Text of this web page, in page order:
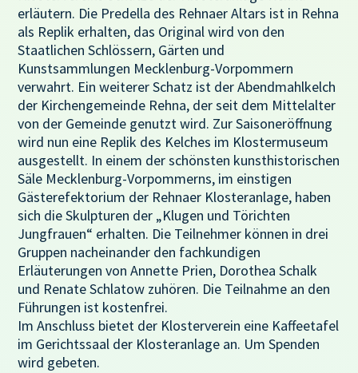
erläutern. Die Predella des Rehnaer Altars ist in Rehna
als Replik erhalten, das Original wird von den
Staatlichen Schlössern, Gärten und
Kunstsammlungen Mecklenburg-Vorpommern
verwahrt. Ein weiterer Schatz ist der Abendmahlkelch
der Kirchengemeinde Rehna, der seit dem Mittelalter
von der Gemeinde genutzt wird. Zur Saisoneröffnung
wird nun eine Replik des Kelches im Klostermuseum
ausgestellt. In einem der schönsten kunsthistorischen
Säle Mecklenburg-Vorpommerns, im einstigen
Gästerefektorium der Rehnaer Klosteranlage, haben
sich die Skulpturen der „Klugen und Törichten
Jungfrauen“ erhalten. Die Teilnehmer können in drei
Gruppen nacheinander den fachkundigen
Erläuterungen von Annette Prien, Dorothea Schalk
und Renate Schlatow zuhören. Die Teilnahme an den
Führungen ist kostenfrei.
Im Anschluss bietet der Klosterverein eine Kaffeetafel
im Gerichtssaal der Klosteranlage an. Um Spenden
wird gebeten.